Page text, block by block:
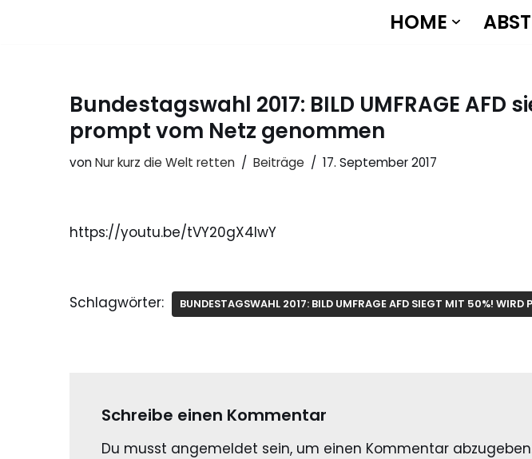
HOME
Bundestagswahl 2017: BILD UMFRAGE AFD
prompt vom Netz genommen
vonNur kurz die Welt retten Beiträge 17. September 2017
https://youtu.be/tVY20gX4lwY
Schlagwörter: BUNDESTAGSWAHL 2017: BILD UMFRAGE AFD SIEGT MIT 50%!
Schreibe einen Kommentar
Du musst angemeldet sein, um einen Kommentar